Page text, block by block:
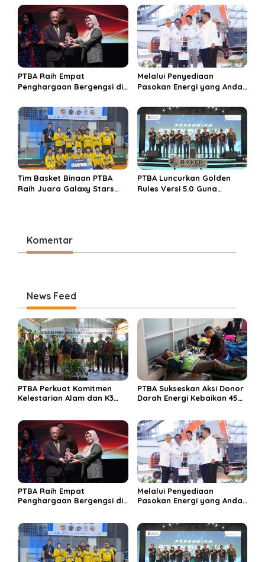
PTBA Raih Empat
Penghargaan Bergengsi di
Awards 2026 Berkat
Bangun Komunikasi
Kredibel dan Bernilai
Melalui Penyediaan
Pasokan Energi yang Andal
Perkuat Ekosistem Hilirisasi
Bauksit
Tim Basket Binaan PTBA
Raih Juara Galaxy Stars
PTBA Luncurkan Golden
Rules Versi 5.0 Guna
Komentar
News Feed
PTBA Perkuat Komitmen
Kelestarian Alam dan K3
PTBA Sukseskan Aksi Donor
Darah Energi Kebaikan 45
PTBA Raih Empat
Penghargaan Bergengsi di
Bangun Komunikasi
Kredibel dan Bernilai
Melalui Penyediaan
Pasokan Energi yang Andal
Bauksit